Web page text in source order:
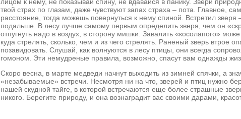
твой страх по глазам, даже чувствуют запах страха – пота. Главное,
расстояние, тогда можешь повернуться к нему спиной. Встретил
подальше. В лесу лучше самому первым определить зверя, чем он
отпугнуть надо в воздух, в сторону мишки. Завалить «косолапого»
куда стрелять, сколько, чем и из чего стрелять. Раненый зверь втрое
позавидовать. Слушай, как волнуются в лесу птицы, они всегда
гомоном. Эти немудреные правила, возможно, спасут вам однажды
Скоро весна, в марте медведи начнут выходить из зимней спячки, а
«незабываемые» встречи. Несмотря ни на что, зверей и птиц нужно
нашей скудной тайге, в которой встречаются еще более страшные
никого. Берегите природу, и она вознаградит вас своими дарами,